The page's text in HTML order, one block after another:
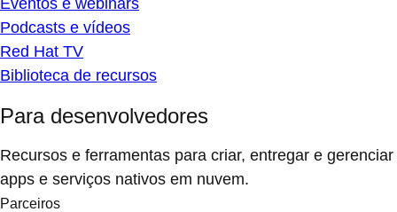
Eventos e webinars
Podcasts e vídeos
Red Hat TV
Biblioteca de recursos
Para desenvolvedores
Recursos e ferramentas para criar, entregar e gerenciar
apps e serviços nativos em nuvem.
Parceiros